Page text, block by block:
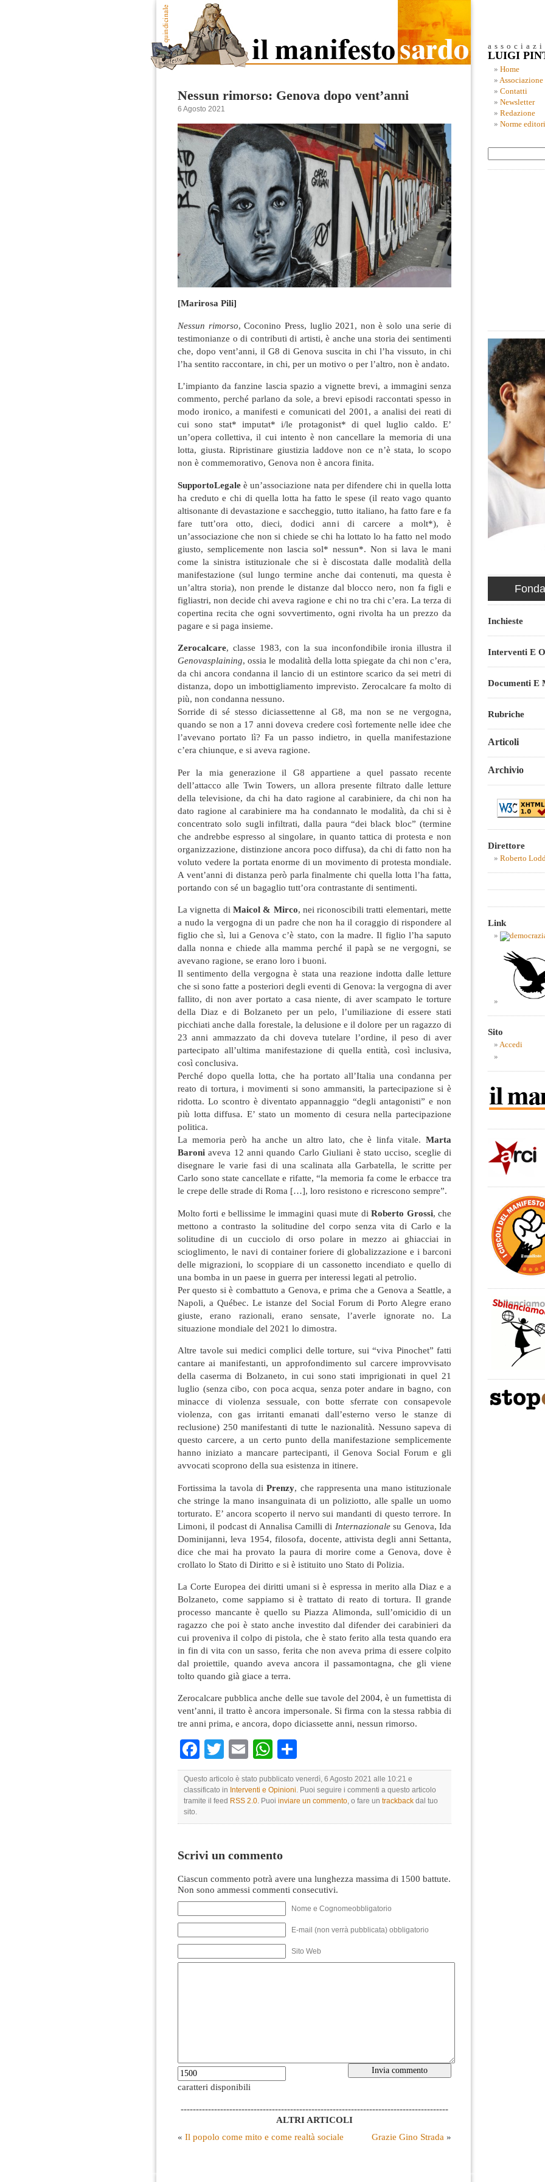
Nessun rimorso: Genova dopo vent’anni
6 Agosto 2021
[Marirosa Pili]
Nessun rimorso, Coconino Press, luglio 2021, non è solo una serie di
testimonianze o di contributi di artisti, è anche una storia dei sentimenti
che, dopo vent’anni, il G8 di Genova suscita in chi l’ha vissuto, in chi
l’ha sentito raccontare, in chi, per un motivo o per l’altro, non è andato.
L’impianto da fanzine lascia spazio a vignette brevi, a immagini senza
commento, perché parlano da sole, a brevi episodi raccontati spesso in
modo ironico, a manifesti e comunicati del 2001, a analisi dei reati di
cui sono stat* imputat* i/le protagonist* di quel luglio caldo. E’
un’opera collettiva, il cui intento è non cancellare la memoria di una
lotta, giusta. Ripristinare giustizia laddove non ce n’è stata, lo scopo
non è commemorativo, Genova non è ancora finita.
SupportoLegale è un’associazione nata per difendere chi in quella lotta
ha creduto e chi di quella lotta ha fatto le spese (il reato vago quanto
altisonante di devastazione e saccheggio, tutto italiano, ha fatto fare e fa
fare tutt’ora otto, dieci, dodici anni di carcere a molt*), è
un’associazione che non si chiede se chi ha lottato lo ha fatto nel modo
giusto, semplicemente non lascia sol* nessun*. Non si lava le mani
come la sinistra istituzionale che si è discostata dalle modalità della
manifestazione (sul lungo termine anche dai contenuti, ma questa è
un’altra storia), non prende le distanze dal blocco nero, non fa figli e
figliastri, non decide chi aveva ragione e chi no tra chi c’era. La terza di
copertina recita che ogni sovvertimento, ogni rivolta ha un prezzo da
pagare e si paga insieme.
Zerocalcare, classe 1983, con la sua inconfondibile ironia illustra il
Genovasplaining, ossia le modalità della lotta spiegate da chi non c’era,
da chi ancora condanna il lancio di un estintore scarico da sei metri di
distanza, dopo un imbottigliamento imprevisto. Zerocalcare fa molto di
più, non condanna nessuno.
Sorride di sé stesso diciassettenne al G8, ma non se ne vergogna,
quando se non a 17 anni doveva credere così fortemente nelle idee che
l’avevano portato lì? Fa un passo indietro, in quella manifestazione
c’era chiunque, e si aveva ragione.
Per la mia generazione il G8 appartiene a quel passato recente
dell’attacco alle Twin Towers, un allora presente filtrato dalle letture
della televisione, da chi ha dato ragione al carabiniere, da chi non ha
dato ragione al carabiniere ma ha condannato le modalità, da chi si è
concentrato solo sugli infiltrati, dalla paura “dei black bloc” (termine
che andrebbe espresso al singolare, in quanto tattica di protesta e non
organizzazione, distinzione ancora poco diffusa), da chi di fatto non ha
voluto vedere la portata enorme di un movimento di protesta mondiale.
A vent’anni di distanza però parla finalmente chi quella lotta l’ha fatta,
portando con sé un bagaglio tutt’ora contrastante di sentimenti.
La vignetta di Maicol & Mirco, nei riconoscibili tratti elementari, mette
a nudo la vergogna di un padre che non ha il coraggio di rispondere al
figlio che sì, lui a Genova c’è stato, con la madre. Il figlio l’ha saputo
dalla nonna e chiede alla mamma perché il papà se ne vergogni, se
avevano ragione, se erano loro i buoni.
Il sentimento della vergogna è stata una reazione indotta dalle letture
che si sono fatte a posteriori degli eventi di Genova: la vergogna di aver
fallito, di non aver portato a casa niente, di aver scampato le torture
della Diaz e di Bolzaneto per un pelo, l’umiliazione di essere stati
picchiati anche dalla forestale, la delusione e il dolore per un ragazzo di
23 anni ammazzato da chi doveva tutelare l’ordine, il peso di aver
partecipato all’ultima manifestazione di quella entità, così inclusiva,
così conclusiva.
Perché dopo quella lotta, che ha portato all’Italia una condanna per
reato di tortura, i movimenti si sono ammansiti, la partecipazione si è
ridotta. Lo scontro è diventato appannaggio “degli antagonisti” e non
più lotta diffusa. E’ stato un momento di cesura nella partecipazione
politica.
La memoria però ha anche un altro lato, che è linfa vitale. Marta
Baroni aveva 12 anni quando Carlo Giuliani è stato ucciso, sceglie di
disegnare le varie fasi di una scalinata alla Garbatella, le scritte per
Carlo sono state cancellate e rifatte, “la memoria fa come le erbacce tra
le crepe delle strade di Roma […], loro resistono e ricrescono sempre”.
Molto forti e bellissime le immagini quasi mute diRoberto Grossi, che
mettono a contrasto la solitudine del corpo senza vita di Carlo e la
solitudine di un cucciolo di orso polare in mezzo ai ghiacciai in
scioglimento, le navi di container foriere di globalizzazione e i barconi
delle migrazioni, lo scoppiare di un cassonetto incendiato e quello di
una bomba in un paese in guerra per interessi legati al petrolio.
Per questo si è combattuto a Genova, e prima che a Genova a Seattle, a
Napoli, a Québec. Le istanze del Social Forum di Porto Alegre erano
giuste, erano razionali, erano sensate, l’averle ignorate no. La
situazione mondiale del 2021 lo dimostra.
Altre tavole sui medici complici delle torture, sui “viva Pinochet” fatti
cantare ai manifestanti, un approfondimento sul carcere improvvisato
della caserma di Bolzaneto, in cui sono stati imprigionati in quel 21
luglio (senza cibo, con poca acqua, senza poter andare in bagno, con
minacce di violenza sessuale, con botte sferrate con consapevole
violenza, con gas irritanti emanati dall’esterno verso le stanze di
reclusione) 250 manifestanti di tutte le nazionalità. Nessuno sapeva di
questo carcere, a un certo punto della manifestazione semplicemente
hanno iniziato a mancare partecipanti, il Genova Social Forum e gli
avvocati scoprono della sua esistenza in itinere.
Fortissima la tavola diPrenzy, che rappresenta una mano istituzionale
che stringe la mano insanguinata di un poliziotto, alle spalle un uomo
torturato. E’ ancora scoperto il nervo sui mandanti di questo terrore. In
Limoni, il podcast di Annalisa Camilli di Internazionalesu Genova, Ida
Dominijanni, leva 1954, filosofa, docente, attivista degli anni Settanta,
dice che mai ha provato la paura di morire come a Genova, dove è
crollato lo Stato di Diritto e si è istituito uno Stato di Polizia.
La Corte Europea dei diritti umani si è espressa in merito alla Diaz e a
Bolzaneto, come sappiamo si è trattato di reato di tortura. Il grande
processo mancante è quello su Piazza Alimonda, sull’omicidio di un
ragazzo che poi è stato anche investito dal difender dei carabinieri da
cui proveniva il colpo di pistola, che è stato ferito alla testa quando era
in fin di vita con un sasso, ferita che non aveva prima di essere colpito
dal proiettile, quando aveva ancora il passamontagna, che gli viene
tolto quando già giace a terra.
Zerocalcare pubblica anche delle sue tavole del 2004, è un fumettista di
vent’anni, il tratto è ancora impersonale. Si firma con la stessa rabbia di
tre anni prima, e ancora, dopo diciassette anni, nessun rimorso.
Facebook
TwitterEmailWhatsApp
Questo articolo è stato pubblicato venerdì, 6 Agosto 2021 alle 10:21 e
classificato in Interventi e Opinioni. Puoi seguire i commenti a questo articolo
tramite il feed RSS 2.0. Puoi inviare un commento, o fare un trackback dal tuo
sito.
Scrivi un commento
Ciascun commento potrà avere una lunghezza massima di 1500 battute.
Non sono ammessi commenti consecutivi.
Nome e Cognomeobbligatorio
E-mail (non verrà pubblicata) obbligatorio
Sito Web
caratteri disponibili
----------------------------------------------------------------------------------------
ALTRI ARTICOLI
« Il popolo come mito e come realtà sociale Grazie Gino Strada »
LUIGI
Home
Associazione
Contatti
Newsletter
Redazione
Norme
Inchieste
Interventi E
Documenti E
Rubriche
Articoli
Archivio
Direttore
Roberto
Link
Sito
Accedi